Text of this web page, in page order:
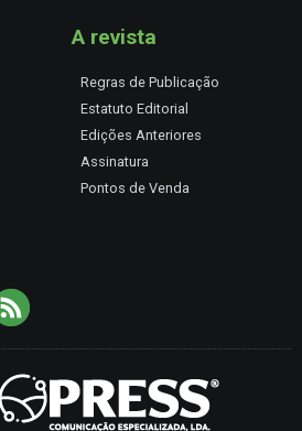
A revista
Regras de Publicação
Estatuto Editorial
Edições Anteriores
Assinatura
Pontos de Venda